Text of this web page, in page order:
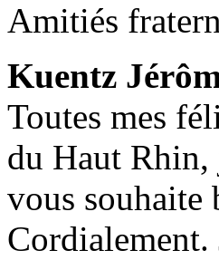
Amitiés
Kuentz
Toutes mes
du Haut Rhin,
vous souhaite
Cordialement.